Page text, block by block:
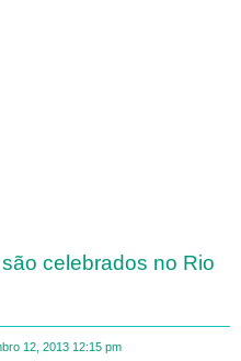
celebrados no Rio
12, 2013 12:15 pm